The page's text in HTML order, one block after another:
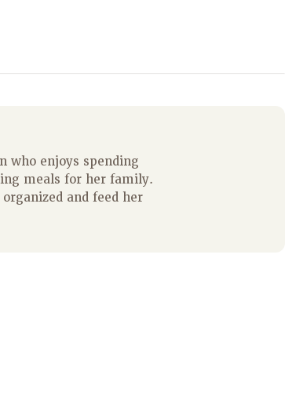
who enjoys spending
meals for her family.
and feed her